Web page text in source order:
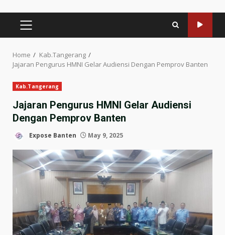
PRIMARY
MENU
Home
Kab.Tangerang
Jajaran Pengurus HMNI Gelar Audiensi Dengan Pemprov Banten
Kab.Tangerang
Jajaran Pengurus HMNI Gelar Audiensi
Dengan Pemprov Banten
Expose Banten May 9, 2025